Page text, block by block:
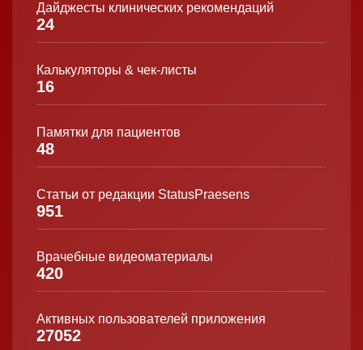
Дайджесты клинических рекомендаций
24
Калькуляторы & чек-листы
16
Памятки для пациентов
48
Статьи от редакции StatusPraesens
951
Врачебные видеоматериалы
420
Активных пользователей приложения
27052